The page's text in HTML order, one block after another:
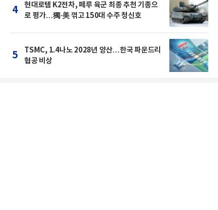
4
현대로템 K2전차, 페루 육군 최종 추천 기종으
로 평가…獨·美 꺾고 150대 수주 청신호
5
TSMC, 1.4나노 2028년 양산…한국 파운드리
협공 비상